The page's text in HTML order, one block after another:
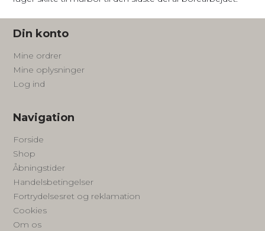
Din konto
Mine ordrer
Mine oplysninger
Log ind
Navigation
Forside
Shop
Åbningstider
Handelsbetingelser
Fortrydelsesret og reklamation
Cookies
Om os